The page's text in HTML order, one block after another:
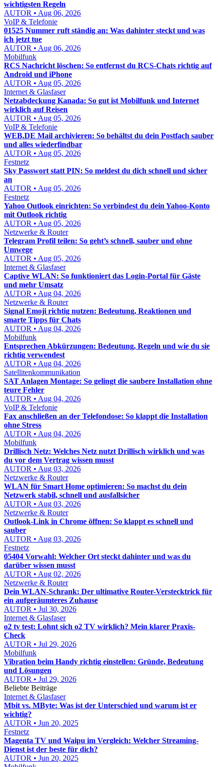
wichtigsten Regeln
AUTOR • Aug 06, 2026
VoIP & Telefonie
01525 Nummer ruft ständig an: Was dahinter steckt und was
ich jetzt tue
AUTOR • Aug 06, 2026
Mobilfunk
RCS Nachricht löschen: So entfernst du RCS-Chats richtig auf
Android und iPhone
AUTOR • Aug 05, 2026
Internet & Glasfaser
Netzabdeckung Kanada: So gut ist Mobilfunk und Internet
wirklich auf Reisen
AUTOR • Aug 05, 2026
VoIP & Telefonie
WEB.DE Mail archivieren: So behältst du dein Postfach sauber
und alles wiederfindbar
AUTOR • Aug 05, 2026
Festnetz
Sky Passwort statt PIN: So meldest du dich schnell und sicher
an
AUTOR • Aug 05, 2026
Festnetz
Yahoo Outlook einrichten: So verbindest du dein Yahoo-Konto
mit Outlook richtig
AUTOR • Aug 05, 2026
Netzwerke & Router
Telegram Profil teilen: So geht’s schnell, sauber und ohne
Umwege
AUTOR • Aug 05, 2026
Internet & Glasfaser
Captive WLAN: So funktioniert das Login-Portal für Gäste
und mehr Umsatz
AUTOR • Aug 04, 2026
Netzwerke & Router
Signal Emoji richtig nutzen: Bedeutung, Reaktionen und
smarte Tipps für Chats
AUTOR • Aug 04, 2026
Mobilfunk
Entsprechen Abkürzungen: Bedeutung, Regeln und wie du sie
richtig verwendest
AUTOR • Aug 04, 2026
Satellitenkommunikation
SAT Anlagen Montage: So gelingt die saubere Installation ohne
teure Fehler
AUTOR • Aug 04, 2026
VoIP & Telefonie
Fax anschließen an der Telefondose: So klappt die Installation
ohne Stress
AUTOR • Aug 04, 2026
Mobilfunk
Drillisch Netz: Welches Netz nutzt Drillisch wirklich und was
du vor dem Vertrag wissen musst
AUTOR • Aug 03, 2026
Netzwerke & Router
WLAN für Smart Home optimieren: So machst du dein
Netzwerk stabil, schnell und ausfallsicher
AUTOR • Aug 03, 2026
Netzwerke & Router
Outlook-Link in Chrome öffnen: So klappt es schnell und
sauber
AUTOR • Aug 03, 2026
Festnetz
05404 Vorwahl: Welcher Ort steckt dahinter und was du
darüber wissen musst
AUTOR • Aug 02, 2026
Netzwerke & Router
Dein WLAN-Schrank: Der ultimative Router-Verstecktrick für
ein aufgeräumteres Zuhause
AUTOR • Jul 30, 2026
Internet & Glasfaser
o2 tv test: Lohnt sich o2 TV wirklich? Mein klarer Praxis-
Check
AUTOR • Jul 29, 2026
Mobilfunk
Vibration beim Handy richtig einstellen: Gründe, Bedeutung
und Lösungen
AUTOR • Jul 29, 2026
Beliebte Beiträge
Internet & Glasfaser
Mbit vs. MByte: Was ist der Unterschied und warum ist er
wichtig?
AUTOR • Jun 20, 2025
Festnetz
Magenta TV und Waipu im Vergleich: Welcher Streaming-
Dienst ist der beste für dich?
AUTOR • Jun 20, 2025